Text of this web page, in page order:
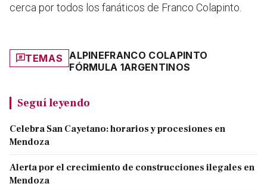
cerca por todos los fanáticos de Franco Colapinto.
TEMAS ALPINEFRANCO COLAPINTO
FÓRMULA 1ARGENTINOS
Seguí leyendo
Celebra San Cayetano: horarios y procesiones en
Mendoza
Alerta por el crecimiento de construcciones ilegales en
Mendoza